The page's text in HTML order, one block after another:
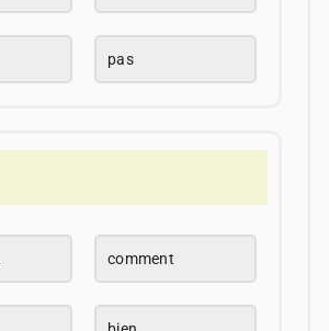
pas
comment